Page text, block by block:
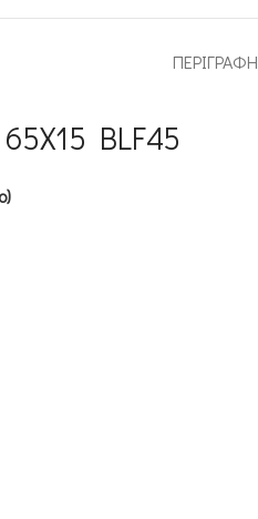
ΠΕΡΙΓΡΑΦΉ
BLF45